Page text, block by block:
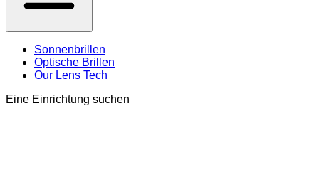
Sonnenbrillen
Optische Brillen
Our Lens Tech
Eine Einrichtung suchen